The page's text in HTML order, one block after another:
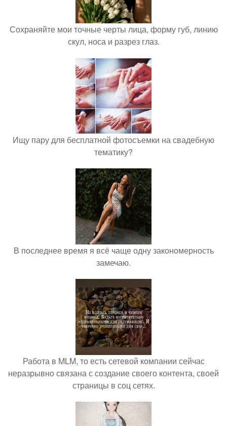
Сохраняйте мои точные черты лица, форму губ, линию
скул, носа и разрез глаз.
Ищу пару для бесплатной фотосъемки на свадебную
тематику?
В последнее время я всё чаще одну закономерность
замечаю.
Работа в MLM, то есть сетевой компании сейчас
неразрывно связана с создание своего контента, своей
страницы в соц сетях.